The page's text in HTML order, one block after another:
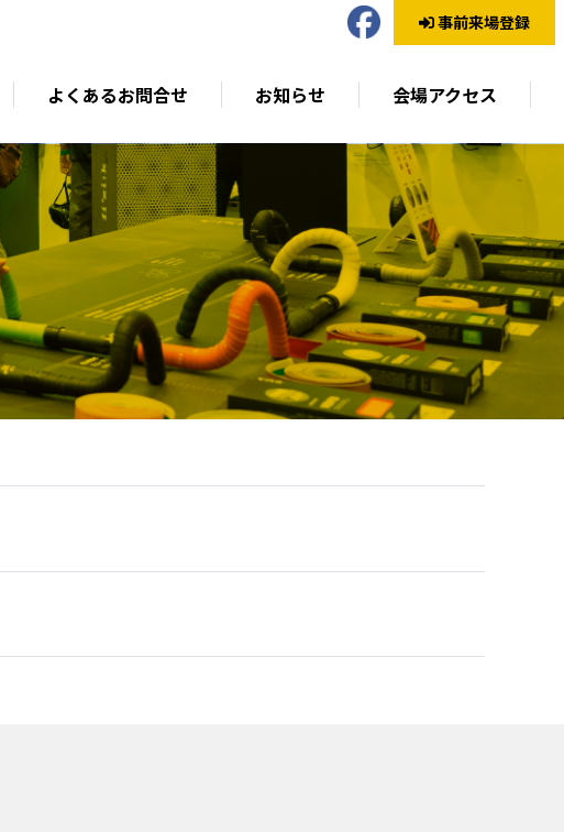
よくあるお問合せ お知らせ 会場アクセス
事前来場登録